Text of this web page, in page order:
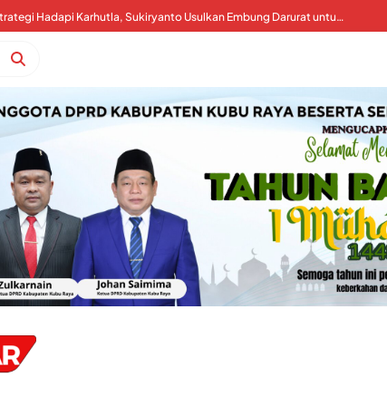
Kubu Raya Perkuat Strategi Hadapi Karhutla, Sukiryanto Usulkan Embung Darurat untuk Percepat Pemadaman